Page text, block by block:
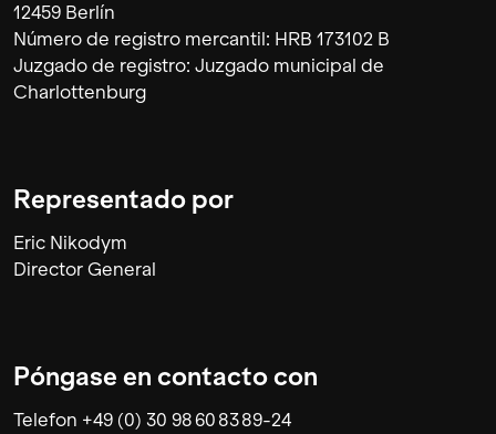
12459 Berlín
Número de registro mercantil: HRB 173102 B
Juzgado de registro: Juzgado municipal de
Charlottenburg
Representado por
Eric Nikodym
Director General
Póngase en contacto con
Telefon +49 (0) 30 98 60 83 89-24